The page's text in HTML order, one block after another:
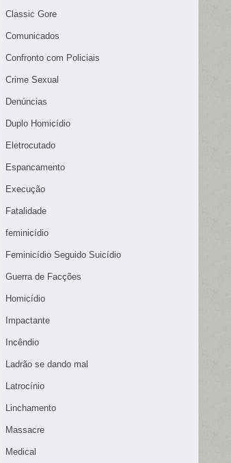
Classic Gore
Comunicados
Confronto com Policiais
Crime Sexual
Denúncias
Duplo Homicídio
Eletrocutado
Espancamento
Execução
Fatalidade
feminicídio
Feminicídio Seguido Suicídio
Guerra de Facções
Homicídio
Impactante
Incêndio
Ladrão se dando mal
Latrocínio
Linchamento
Massacre
Medical